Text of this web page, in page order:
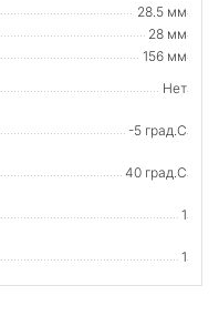
28.5 мм
28 мм
156 мм
Нет
-5 град.C
40 град.C
1
1